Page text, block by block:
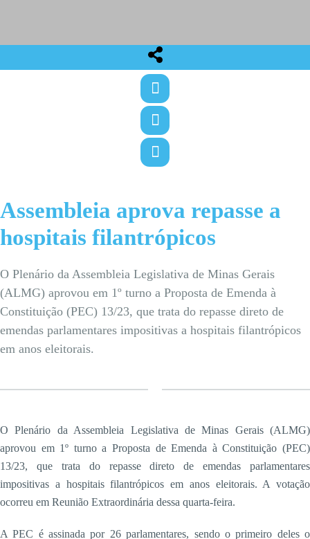
Assembleia aprova repasse a
hospitais filantrópicos
O Plenário da Assembleia Legislativa de Minas Gerais
(ALMG) aprovou em 1º turno a Proposta de Emenda à
Constituição (PEC) 13/23, que trata do repasse direto de
emendas parlamentares impositivas a hospitais filantrópicos
em anos eleitorais.
O Plenário da Assembleia Legislativa de Minas Gerais (ALMG)
aprovou em 1º turno a Proposta de Emenda à Constituição (PEC)
13/23, que trata do repasse direto de emendas parlamentares
impositivas a hospitais filantrópicos em anos eleitorais. A votação
ocorreu em Reunião Extraordinária dessa quarta-feira.
A PEC é assinada por 26 parlamentares, sendo o primeiro deles o